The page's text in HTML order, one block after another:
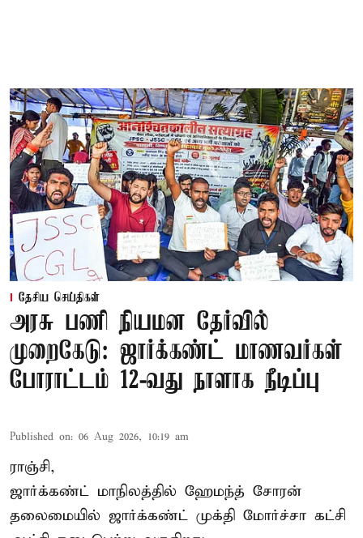
தேசிய செய்திகள்
அரசு பணி நியமன தேர்வில்
முறைகேடு: ஜார்க்கண்ட் மாணவர்கள்
போராட்டம் 12-வது நாளாக நீடிப்பு
Published on: 06 Aug 2026, 10:19 am
ராஞ்சி,
ஜார்க்கண்ட் மாநிலத்தில் ஹேமந்த் சோரன்
தலைமையில் ஜார்க்கண்ட் முக்தி மோர்ச்சா கட்சி